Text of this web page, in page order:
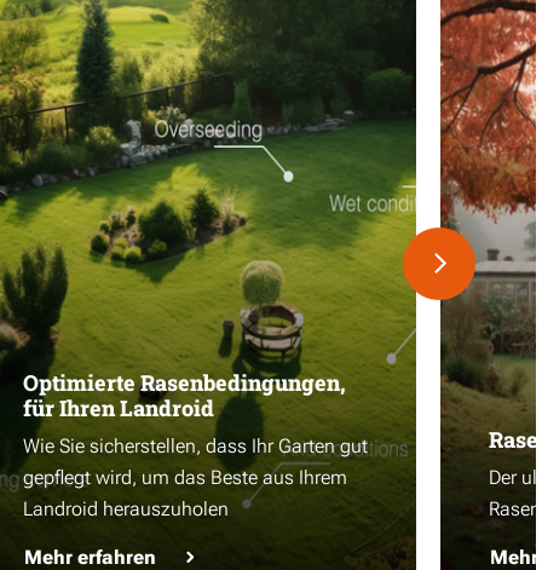
Optimierte Rasenbedingungen,
für Ihren Landroid
Wie Sie sicherstellen, dass Ihr Garten gut
gepflegt wird, um das Beste aus Ihrem
Landroid herauszuholen
Mehr erfahren
Der